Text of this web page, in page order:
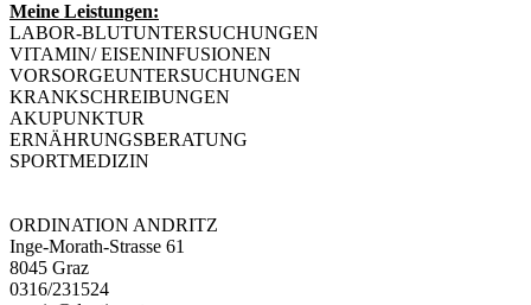
Meine Leistungen:
LABOR-BLUTUNTERSUCHUNGEN
VITAMIN/ EISENINFUSIONEN
VORSORGEUNTERSUCHUNGEN
KRANKSCHREIBUNGEN
AKUPUNKTUR
ERNÄHRUNGSBERATUNG
SPORTMEDIZIN
ORDINATION ANDRITZ
Inge-Morath-Strasse 61
8045 Graz
0316/231524